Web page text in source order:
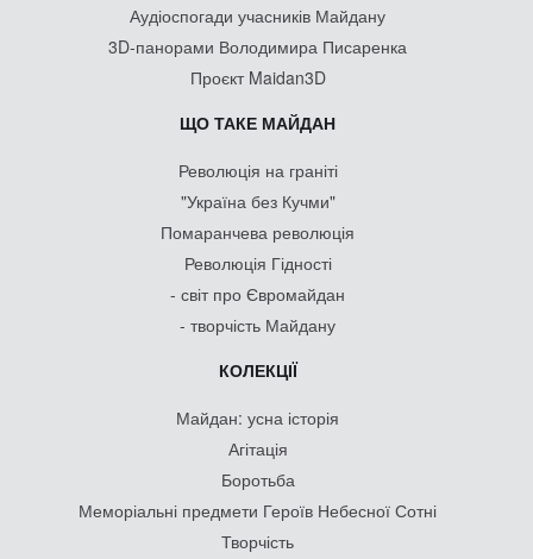
Аудіоспогади учасників Майдану
3D-панорами Володимира Писаренка
Проєкт Maidan3D
ЩО ТАКЕ МАЙДАН
Революція на граніті
"Україна без Кучми"
Помаранчева революція
Революція Гідності
- світ про Євромайдан
- творчість Майдану
КОЛЕКЦІЇ
Майдан: усна історія
Агітація
Боротьба
Меморіальні предмети Героїв Небесної Сотні
Творчість